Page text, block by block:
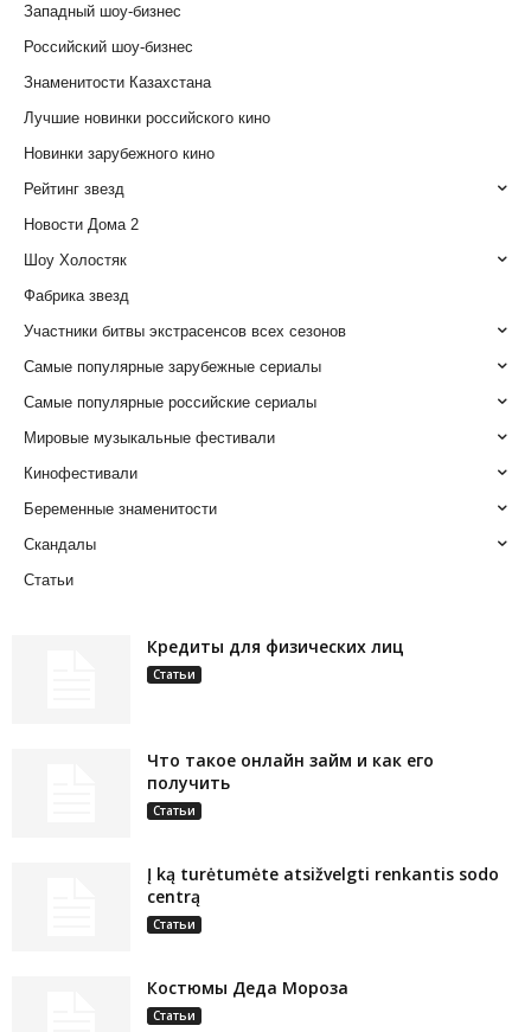
Западный шоу-бизнес
Российский шоу-бизнес
Знаменитости Казахстана
Лучшие новинки российского кино
Новинки зарубежного кино
Рейтинг звезд
Новости Дома 2
Шоу Холостяк
Фабрика звезд
Участники битвы экстрасенсов всех сезонов
Самые популярные зарубежные сериалы
Самые популярные российские сериалы
Мировые музыкальные фестивали
Кинофестивали
Беременные знаменитости
Скандалы
Статьи
Кредиты для физических лиц
Статьи
Что такое онлайн займ и как его
получить
Статьи
Į ką turėtumėte atsižvelgti renkantis sodo
centrą
Статьи
Костюмы Деда Мороза
Статьи